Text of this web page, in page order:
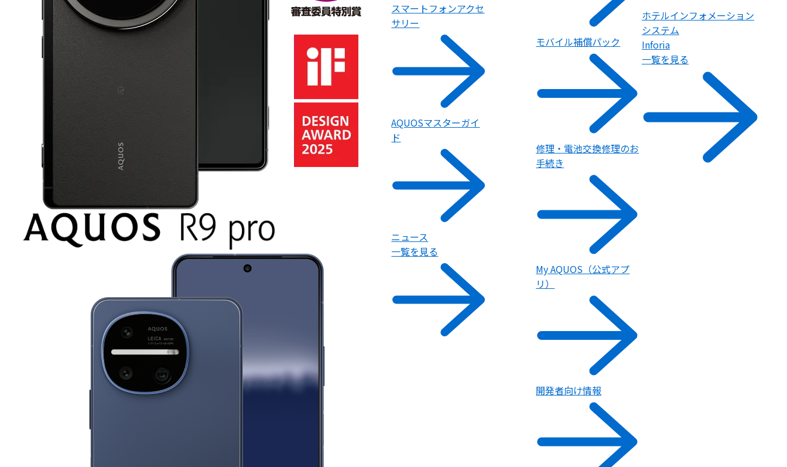
スマートフォンアクセ
サリー
AQUOSマスターガイ
ド
ニュース
一覧を見る
モバイル補償パック
修理・電池交換修理のお
手続き
My AQUOS（公式アプ
リ）
開発者向け情報
ホテルインフォメーション
システム
Inforia
一覧を見る